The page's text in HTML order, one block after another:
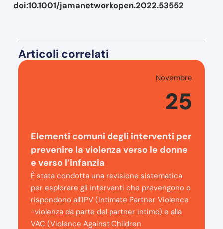
doi:10.1001/jamanetworkopen.2022.53552
Articoli correlati
Novembre
25
Elementi comuni degli interventi per
prevenire la violenza verso le donne
e verso l’infanzia
È stata condotta una revisione sistematica
per esplorare gli interventi che prevengono o
rispondono all’IPV (Intimate Partner Violence
-violenza da parte del partner intimo) e alla
VAC (Violence Against Children